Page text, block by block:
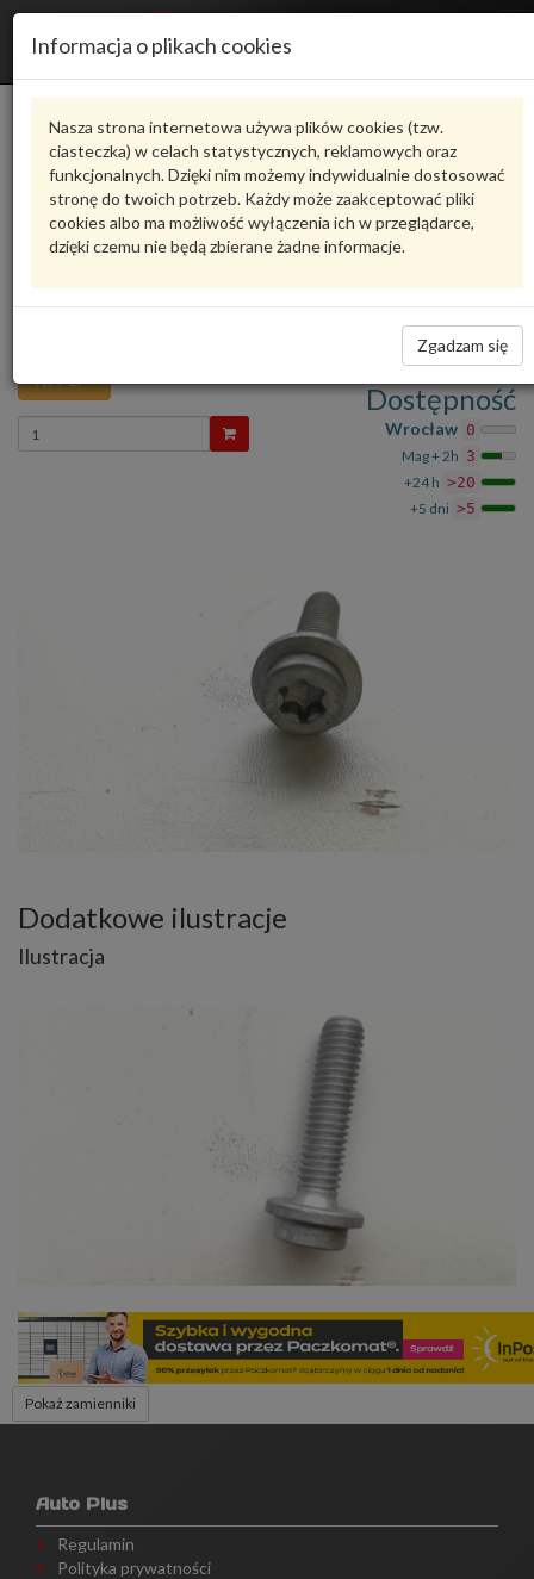
Informacja o plikach cookies
Nasza strona internetowa używa plików cookies (tzw.
ciasteczka) w celach statystycznych, reklamowych oraz
funkcjonalnych. Dzięki nim możemy indywidualnie dostosować
stronę do twoich potrzeb. Każdy może zaakceptować pliki
cookies albo ma możliwość wyłączenia ich w przeglądarce,
dzięki czemu nie będą zbierane żadne informacje.
Zgadzam się
Karta produktu
N91127902VAG
VAG - produkt oryginalny VW AUDI SEAT SKODA
Śruba imbusowa z płaskim łbem N91127902 VAG
7,97 zł
Wprowadź
ilość
Dostępność
Wrocław 0
Mag + 2h 3
+24 h >20
+5 dni >5
Dodatkowe ilustracje
Ilustracja
Pokaż zamienniki
Auto Plus
Regulamin
Polityka prywatności